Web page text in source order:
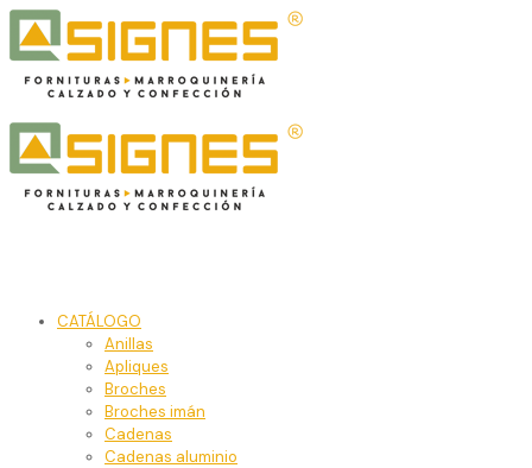
CATÁLOGO
Anillas
Apliques
Broches
Broches imán
Cadenas
Cadenas aluminio